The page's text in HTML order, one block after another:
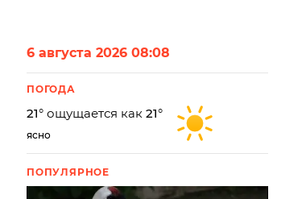
6 августа 2026 08:08
ПОГОДА
21° ощущается как 21°
ясно
ПОПУЛЯРНОЕ